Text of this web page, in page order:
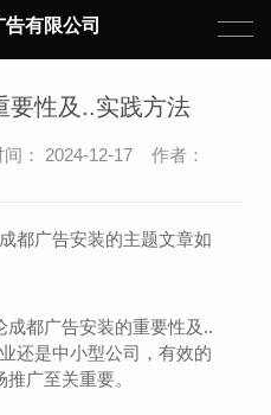
有限公司
要性及..实践方法
： 2024-12-17 作者：
都广告安装的主题文章如
成都广告安装的重要性及..
还是中小型公司，有效的
广至关重要。